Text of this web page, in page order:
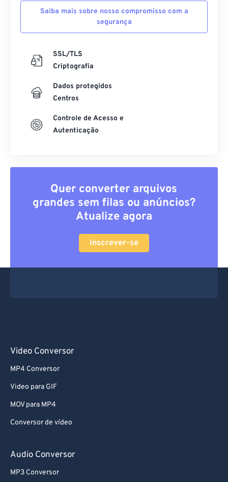
Saiba mais sobre nosso compromisso com a
segurança
SSL/TLS
Criptografia
Dados protegidos
Centros
Controle de Acesso e
Autenticação
Quer converter arquivos
grandes sem filas ou anúncios?
Atualize agora
Inscrever-se
Video Conversor
MP4 Conversor
Video para GIF
MOV para MP4
Conversor de vídeo
Audio Conversor
MP3 Conversor